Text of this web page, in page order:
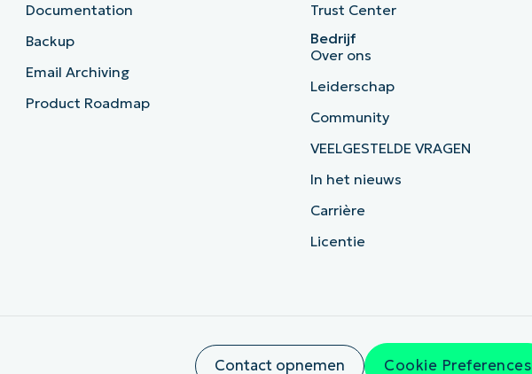
Documentation
Backup
Email Archiving
Product Roadmap
Trust Center
Bedrijf
Over ons
Leiderschap
Community
VEELGESTELDE VRAGEN
In het nieuws
Carrière
Licentie
Contact opnemen Cookie Preferences